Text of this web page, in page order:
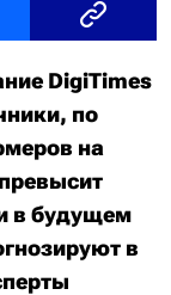
DigiTimes
по
на
в будущем
в